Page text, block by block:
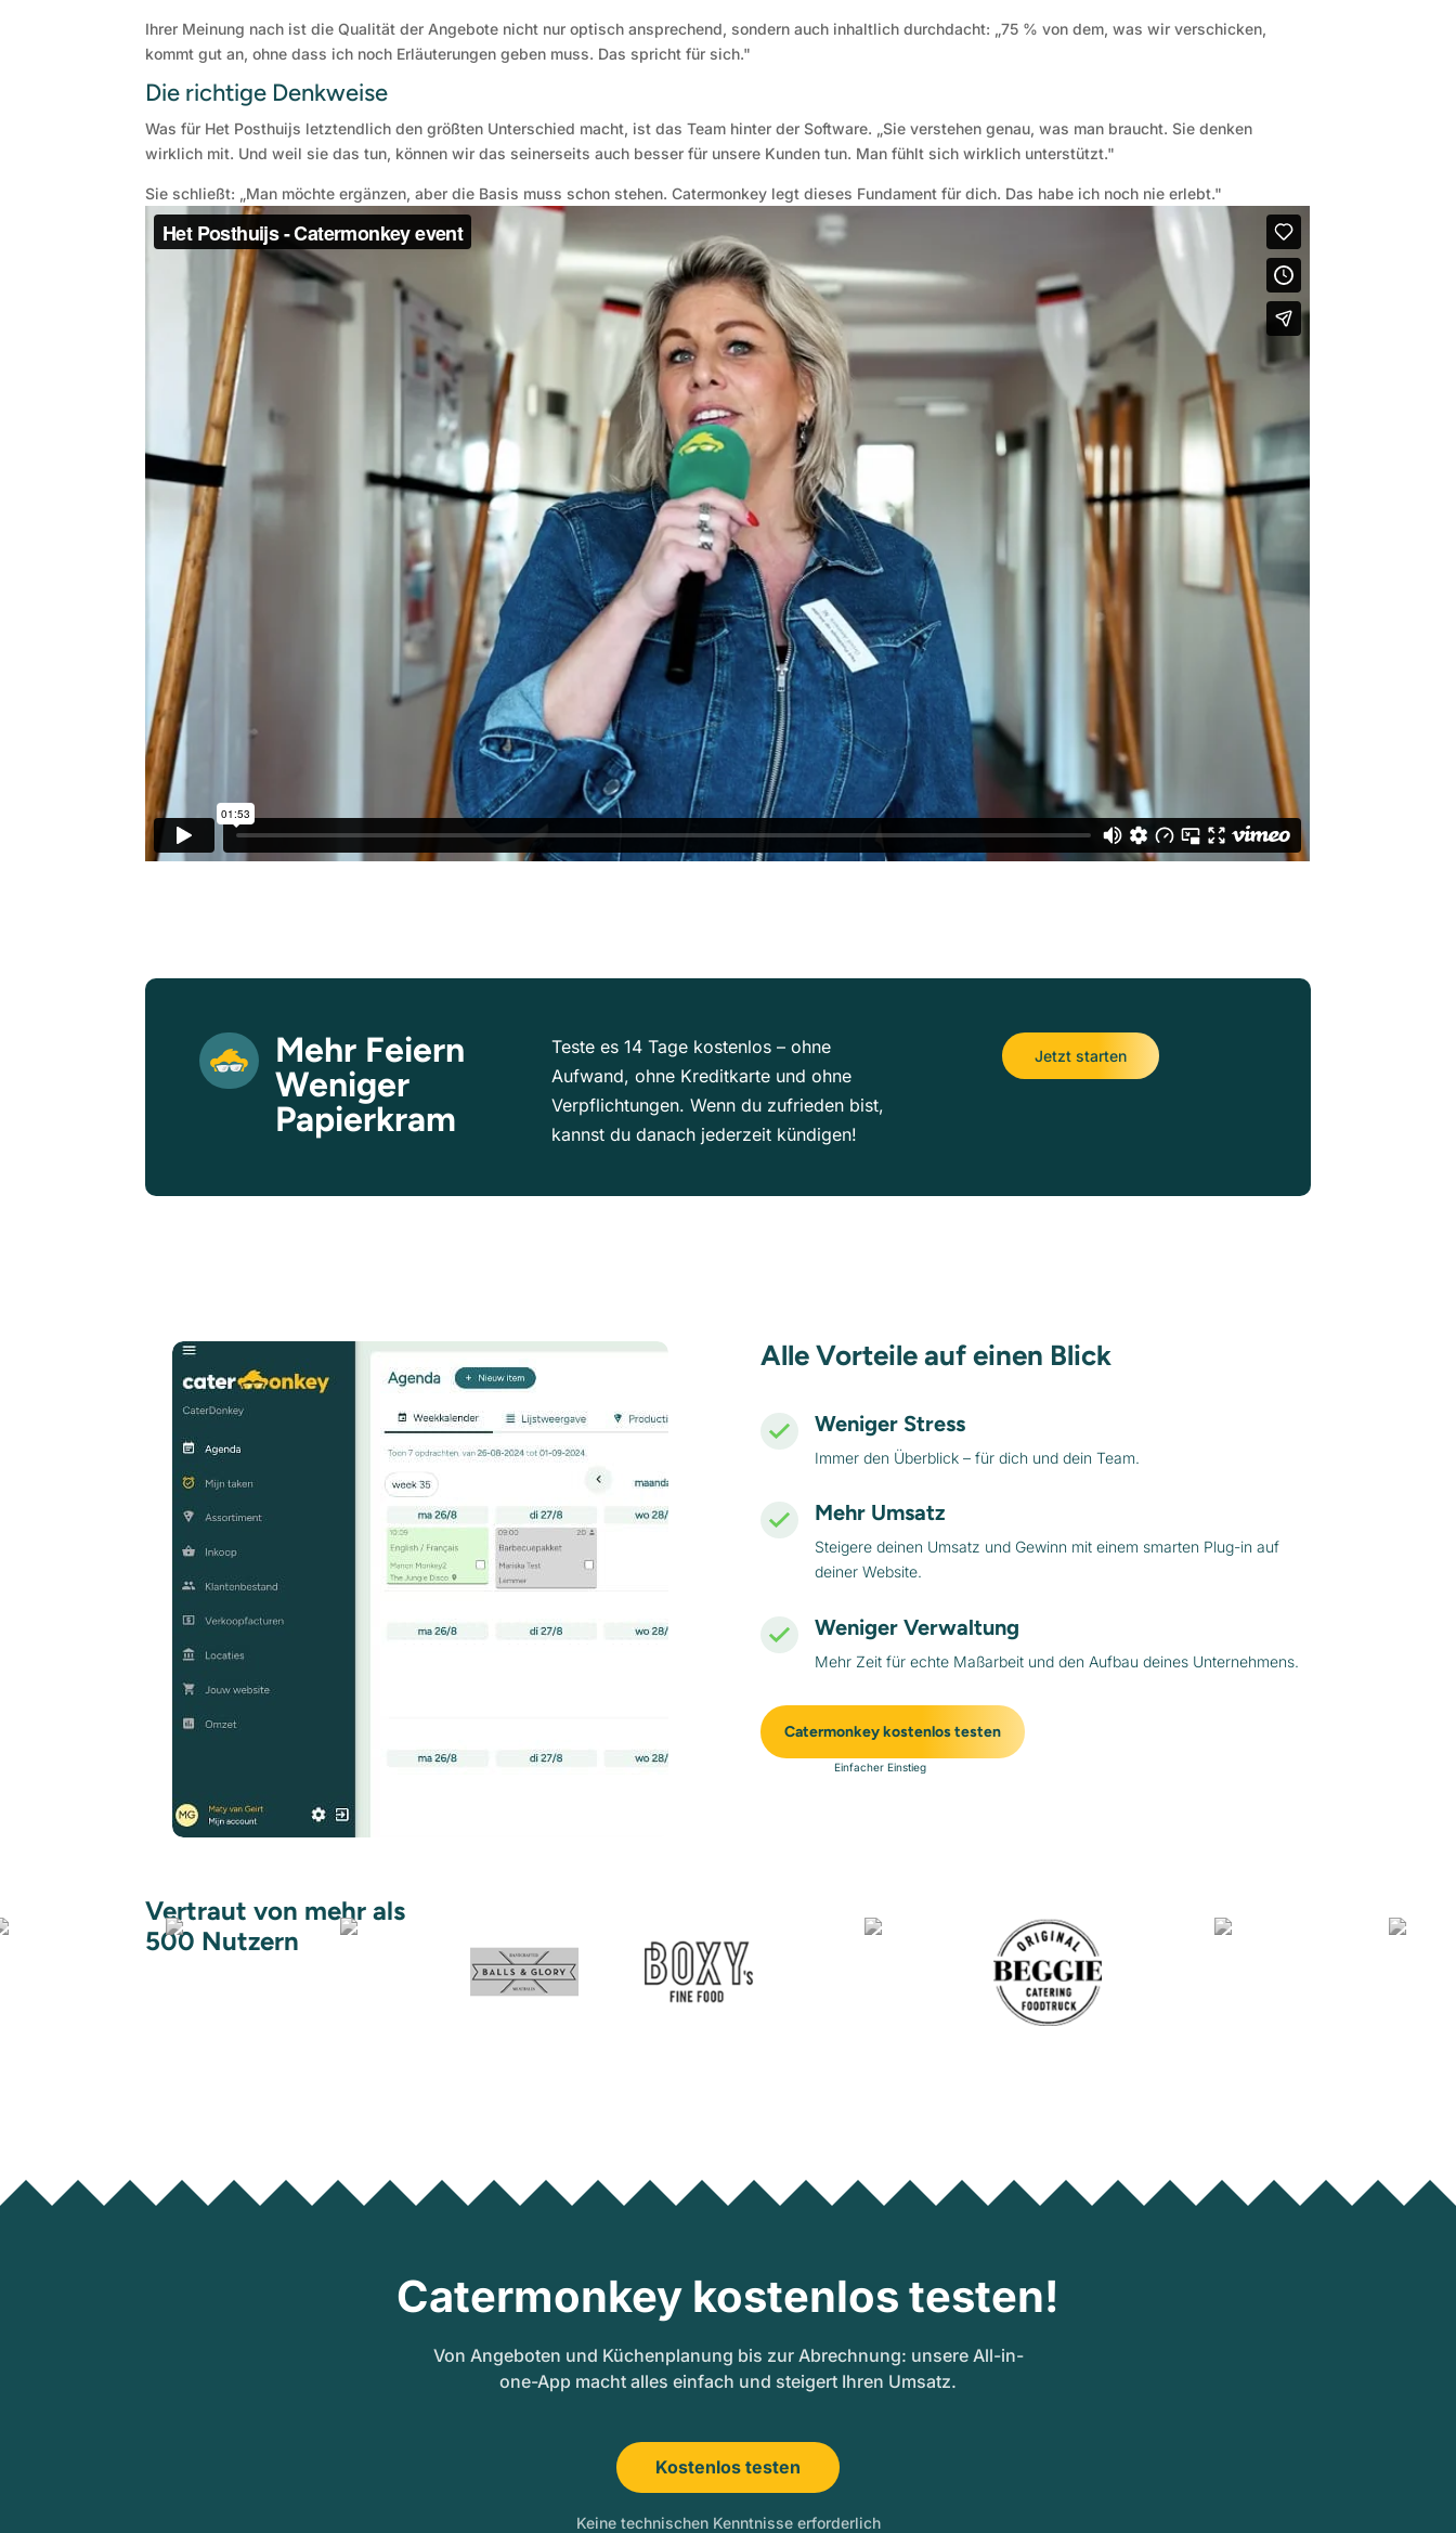
Ihrer Meinung nach ist die Qualität der Angebote nicht nur optisch ansprechend, sondern auch inhaltlich durchdacht: „75 % von dem, was wir verschicken,
kommt gut an, ohne dass ich noch Erläuterungen geben muss. Das spricht für sich."
Die richtige Denkweise
Was für Het Posthuijs letztendlich den größten Unterschied macht, ist das Team hinter der Software. „Sie verstehen genau, was man braucht. Sie denken
wirklich mit. Und weil sie das tun, können wir das seinerseits auch besser für unsere Kunden tun. Man fühlt sich wirklich unterstützt."
Sie schließt: „Man möchte ergänzen, aber die Basis muss schon stehen. Catermonkey legt dieses Fundament für dich. Das habe ich noch nie erlebt."
Mehr Feiern
Weniger
Papierkram
Teste es 14 Tage kostenlos – ohne
Aufwand, ohne Kreditkarte und ohne
Verpflichtungen. Wenn du zufrieden bist,
kannst du danach jederzeit kündigen!
Jetzt starten
Alle Vorteile auf einen Blick
Weniger Stress
Immer den Überblick – für dich und dein Team.
Mehr Umsatz
Steigere deinen Umsatz und Gewinn mit einem smarten Plug-in auf
deiner Website.
Weniger Verwaltung
Mehr Zeit für echte Maßarbeit und den Aufbau deines Unternehmens.
Catermonkey kostenlos testen
Einfacher Einstieg
Vertraut von mehr als
500 Nutzern
Catermonkey kostenlos testen!
Von Angeboten und Küchenplanung bis zur Abrechnung: unsere All-in-
one-App macht alles einfach und steigert Ihren Umsatz.
Kostenlos testen
Keine technischen Kenntnisse erforderlich